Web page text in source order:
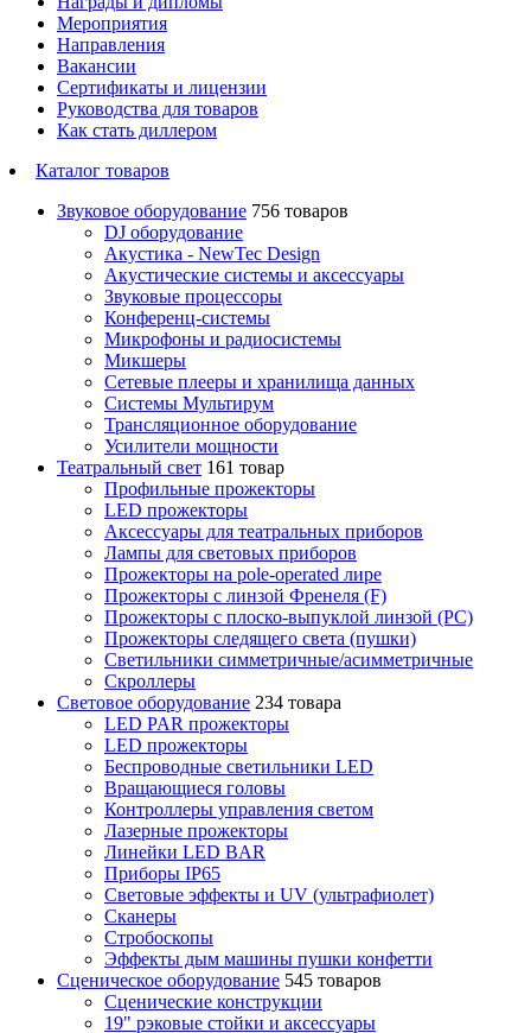
Мероприятия
Направления
Вакансии
Сертификаты и лицензии
Руководства для товаров
Как стать диллером
Каталог товаров
Звуковое оборудование 756 товаров
DJ оборудование
Акустика - NewTec Design
Акустические системы и аксессуары
Звуковые процессоры
Конференц-системы
Микрофоны и радиосистемы
Микшеры
Сетевые плееры и хранилища данных
Системы Мультирум
Трансляционное оборудование
Усилители мощности
Театральный свет 161 товар
Профильные прожекторы
LED прожекторы
Аксессуары для театральных приборов
Лампы для световых приборов
Прожекторы на pole-operated лире
Прожекторы с линзой Френеля (F)
Прожекторы с плоско-выпуклой линзой (PC)
Прожекторы следящего света (пушки)
Светильники симметричные/асимметричные
Скроллеры
Световое оборудование 234 товара
LED PAR прожекторы
LED прожекторы
Беспроводные светильники LED
Вращающиеся головы
Контроллеры управления светом
Лазерные прожекторы
Линейки LED BAR
Приборы IP65
Световые эффекты и UV (ультрафиолет)
Сканеры
Стробоскопы
Эффекты дым машины пушки конфетти
Сценическое оборудование 545 товаров
Сценические конструкции
19" рэковые стойки и аксесcуары